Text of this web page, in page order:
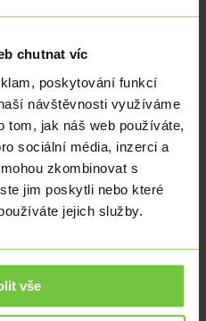
chutnat víc
poskytování funkcí
návštěvnosti využíváme
tom, jak náš web používáte,
sociální média, inzerci a
zkombinovat s
jim poskytli nebo které
jejich služby.
vše
tohoto tokenů. TON získal
vyvolává tržní otřesy
způsobilo